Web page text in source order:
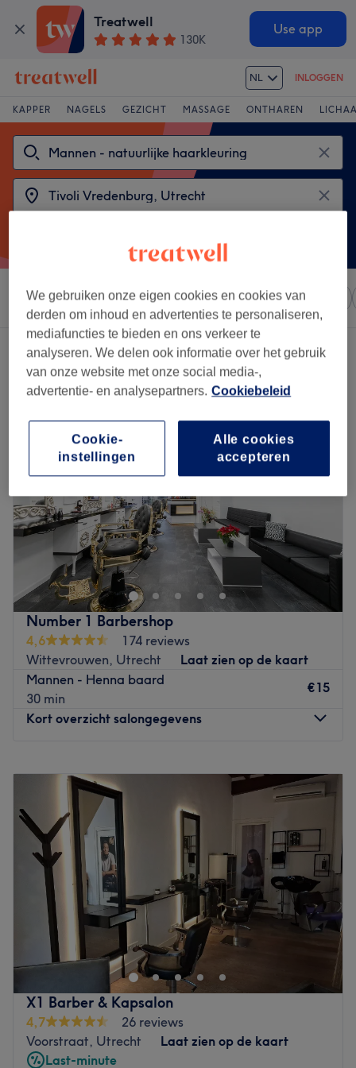
Treatwell
130K
Use app
NL INLOGGEN
KAPPER NAGELS GEZICHT MASSAGE ONTHAREN
Sorteer op Elke prijs Salons Expresaanbiedingen
2 salons met:
mannen - natuurlijke haarkleuring in de buurt van Tivoli Vredenburg,
Utrecht
Number 1 Barbershop
4,6
174 reviews
Wittevrouwen, Utrecht
Laat zien op de kaart
Mannen - Henna baard
30 min
€15
Kort overzicht salongegevens
Dinsdag
10:00
19:00
Woensdag
–19:00
Donderdag
10:00
Vrijdag
–
19:00
Zaterdag
10:00–
18:00
Zondag
12:30 –17:00
Bij Number 1 Barbershop in Utrecht kun je terecht voor
een groot verscheidenheid aan behandelingen. Deze
Barbershop helpt niet alleen mannen aan een nieuwe
coupe, ook kinderen en studenten zijn welkom in deze
salon! Het vakkundige personeel neemt de tijd en
aandacht en geeft je graag advies, zodat je weer naar
huis gaat met de perfecte look die bij jou past.
Dichtsbijzijnde openbaar vervoer: Busstation op 10
X1 Barber & Kapsalon
4,7
26 reviews
Voorstraat, Utrecht
Laat zien op de kaart
Last-minute
We gebruiken onze eigen cookies en cookies van
derden om inhoud en advertenties te personaliseren,
mediafuncties te bieden en ons verkeer te
analyseren. We delen ook informatie over het gebruik
van onze website met onze social media-,
advertentie- en analysepartners. Cookiebeleid
Alle cookies
accepteren
Cookie-
instellingen